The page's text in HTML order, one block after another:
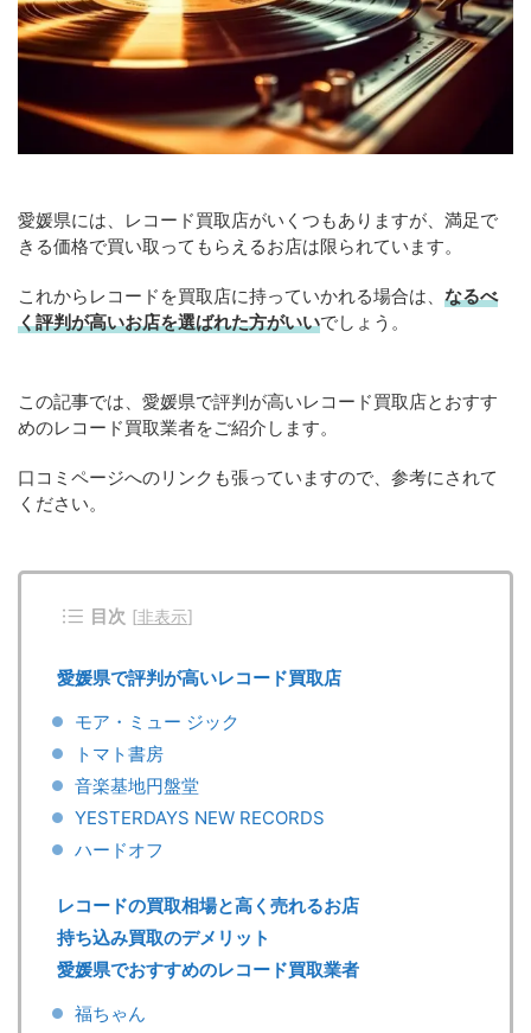
愛媛県には、レコード買取店がいくつもありますが、満足で
きる価格で買い取ってもらえるお店は限られています。
これからレコードを買取店に持っていかれる場合は、 なるべ
く評判が高いお店を選ばれた方がいいでしょう。
この記事では、愛媛県で評判が高いレコード買取店とおすす
めのレコード買取業者をご紹介します。
口コミページへのリンクも張っていますので、参考にされて
ください。
目次 [非表示]
愛媛県で評判が高いレコード買取店
モア・ミュー ジック
トマト書房
音楽基地円盤堂
YESTERDAYS NEW RECORDS
ハードオフ
レコードの買取相場と高く売れるお店
持ち込み買取のデメリット
愛媛県でおすすめのレコード買取業者
福ちゃん